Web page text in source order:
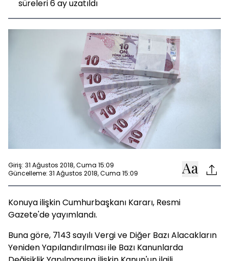
süreleri 6 ay uzatıldı
Giriş: 31 Ağustos 2018, Cuma 15:09
Güncelleme: 31 Ağustos 2018, Cuma 15:09
Konuya ilişkin Cumhurbaşkanı Kararı, Resmi
Gazete'de yayımlandı.
Buna göre, 7143 sayılı Vergi ve Diğer Bazı Alacakların
Yeniden Yapılandırılması ile Bazı Kanunlarda